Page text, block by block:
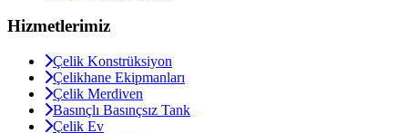
Hizmetlerimiz
Çelik Konstrüksiyon
Çelikhane Ekipmanları
Çelik Merdiven
Basınçlı Basınçsız Tank
Çelik Ev